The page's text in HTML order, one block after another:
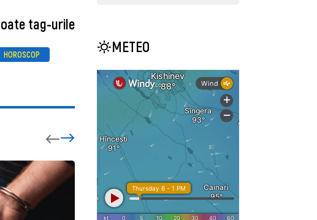
tag-urile
HOROSCOP METEO